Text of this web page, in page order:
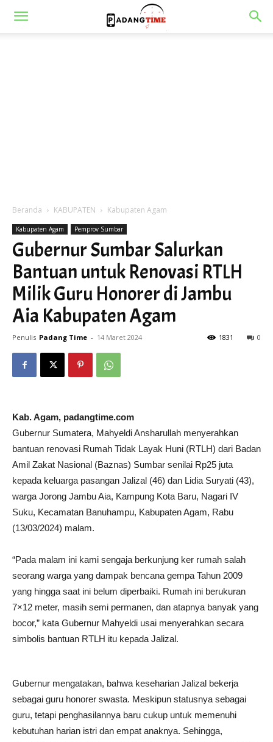
Beranda KABUPATEN Kabupaten Agam
Kabupaten Agam Pemprov Sumbar
Gubernur Sumbar Salurkan
Bantuan untuk Renovasi RTLH
Milik Guru Honorer di Jambu
Aia Kabupaten Agam
Penulis Padang Time - 14 Maret 2024 0
1831
Kab. Agam, padangtime.com
Gubernur Sumatera, Mahyeldi Ansharullah menyerahkan
bantuan renovasi Rumah Tidak Layak Huni (RTLH) dari Badan
Amil Zakat Nasional (Baznas) Sumbar senilai Rp25 juta
kepada keluarga pasangan Jalizal (46) dan Lidia Suryati (43),
warga Jorong Jambu Aia, Kampung Kota Baru, Nagari IV
Suku, Kecamatan Banuhampu, Kabupaten Agam, Rabu
(13/03/2024) malam.
“Pada malam ini kami sengaja berkunjung ker rumah salah
seorang warga yang dampak bencana gempa Tahun 2009
yang hingga saat ini belum diperbaiki. Rumah ini berukuran
7×12 meter, masih semi permanen, dan atapnya banyak yang
bocor,” kata Gubernur Mahyeldi usai menyerahkan secara
simbolis bantuan RTLH itu kepada Jalizal.
Gubernur mengatakan, bahwa keseharian Jalizal bekerja
sebagai guru honorer swasta. Meskipun statusnya sebagai
guru, tetapi penghasilannya baru cukup untuk memenuhi
kebutuhan harian istri dan empat anaknya. Sehingga,